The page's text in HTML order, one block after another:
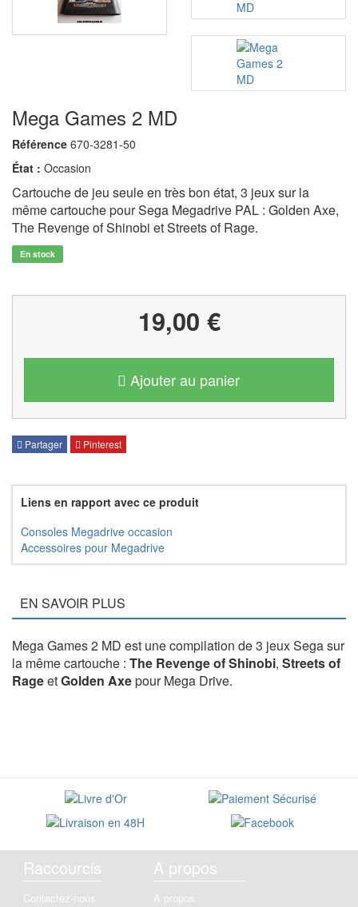
Mega Games 2 MD
Référence 670-3281-50
État : Occasion
Cartouche de jeu seule en très bon état, 3 jeux sur la
même cartouche pour Sega Megadrive PAL : Golden Axe,
The Revenge of Shinobi et Streets of Rage.
En stock
19,00 €
Ajouter au panier
Partager Pinterest
Liens en rapport avec ce produit
Consoles Megadrive occasion
Accessoires pour Megadrive
EN SAVOIR PLUS
Mega Games 2 MD est une compilation de 3 jeux Sega sur
la même cartouche : The Revenge of Shinobi, Streets of
RageetGolden Axepour Mega Drive.
Raccourcis
Contactez-nous
A propos
A propos